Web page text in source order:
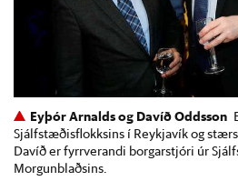
Eyþór Arnalds og Davíð Oddsson
Sjálfstæðisflokksins í Reykjavík og
Davíð er fyrrverandi borgarstjóri úr
Morgunblaðsins.